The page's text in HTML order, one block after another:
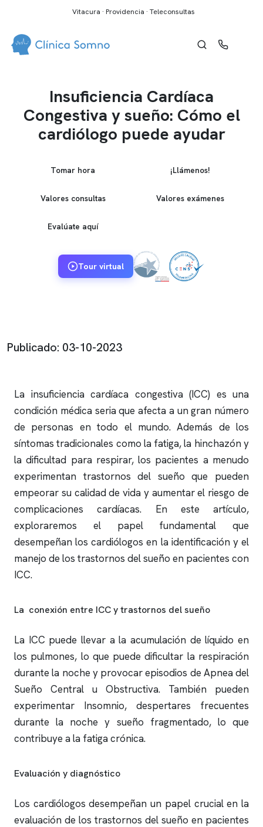
Vitacura · Providencia · Teleconsultas
Insuficiencia Cardíaca
Congestiva y sueño: Cómo el
cardiólogo puede ayudar
Tomar hora ¡Llámenos!
Valores consultas Valores exámenes
Evalúate aquí
Tour virtual
Publicado: 03-10-2023
La insuficiencia cardíaca congestiva (ICC) es una
condición médica seria que afecta a un gran número
de personas en todo el mundo. Además de los
síntomas tradicionales como la fatiga, la hinchazón y
la dificultad para respirar, los pacientes a menudo
experimentan trastornos del sueño que pueden
empeorar su calidad de vida y aumentar el riesgo de
complicaciones cardíacas. En este artículo,
exploraremos el papel fundamental que
desempeñan los cardiólogos en la identificación y el
manejo de los trastornos del sueño en pacientes con
ICC.
La conexión entre ICC y trastornos del sueño
La ICC puede llevar a la acumulación de líquido en
los pulmones, lo que puede dificultar la respiración
durante la noche y provocar episodios de Apnea del
Sueño Central u Obstructiva. También pueden
experimentar Insomnio, despertares frecuentes
durante la noche y sueño fragmentado, lo que
contribuye a la fatiga crónica.
Evaluación y diagnóstico
Los cardiólogos desempeñan un papel crucial en la
evaluación de los trastornos del sueño en pacientes